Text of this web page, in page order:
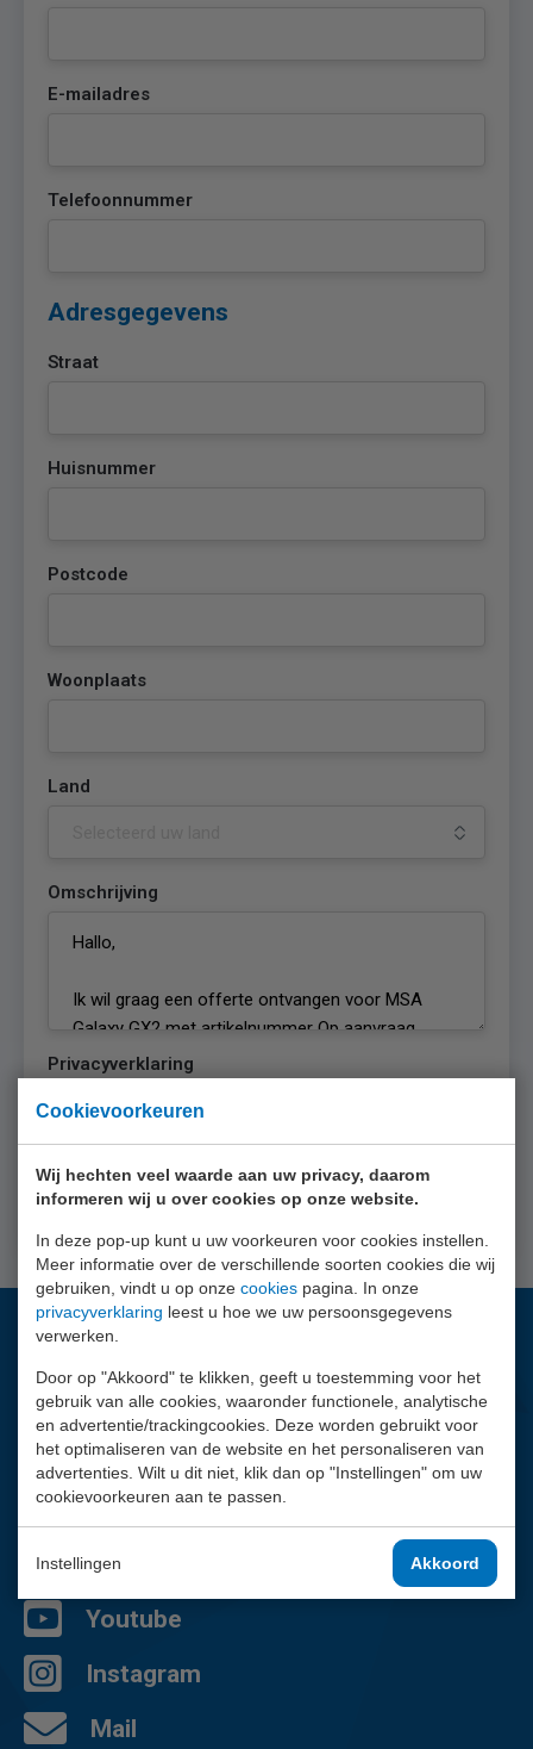
Cookievoorkeuren
Wij hechten veel waarde aan uw privacy, daarom
informeren wij u over cookies op onze website.
In deze pop-up kunt u uw voorkeuren voor cookies instellen.
Meer informatie over de verschillende soorten cookies die wij
gebruiken, vindt u op onze cookies pagina. In onze
privacyverklaring leest u hoe we uw persoonsgegevens
verwerken.
Door op "Akkoord" te klikken, geeft u toestemming voor het
gebruik van alle cookies, waaronder functionele, analytische
en advertentie/trackingcookies. Deze worden gebruikt voor
het optimaliseren van de website en het personaliseren van
advertenties. Wilt u dit niet, klik dan op "Instellingen" om uw
cookievoorkeuren aan te passen.
Instellingen Akkoord
E-mailadres
Telefoonnummer
Adresgegevens
Straat
Huisnummer
Postcode
Woonplaats
Land
Omschrijving
Privacyverklaring
Ik ga akkoord met de
Offerte aanvragen
Vragen?
Wij helpen je graag.
02 - 757 92 44
Contactpagina
Facebook
LinkedIn
Youtube
Instagram
Mail